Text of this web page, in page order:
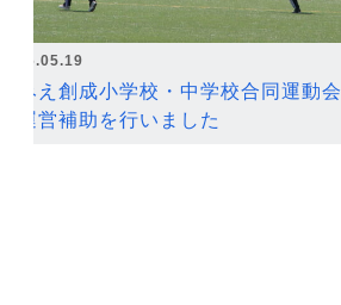
2026.05.19
なみえ創成小学校・中学校合同運動会
の運営補助を行いました